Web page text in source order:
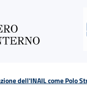
dell'INAIL come Polo